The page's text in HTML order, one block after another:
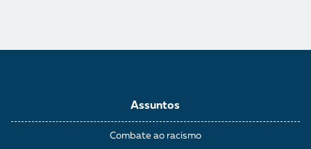
Assuntos
Combate ao racismo